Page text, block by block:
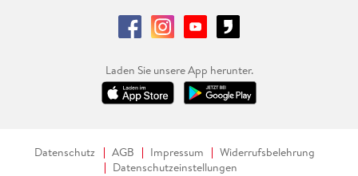
Laden Sie unsere App herunter.
Datenschutz AGB Impressum
Widerrufsbelehrung
Datenschutzeinstellungen